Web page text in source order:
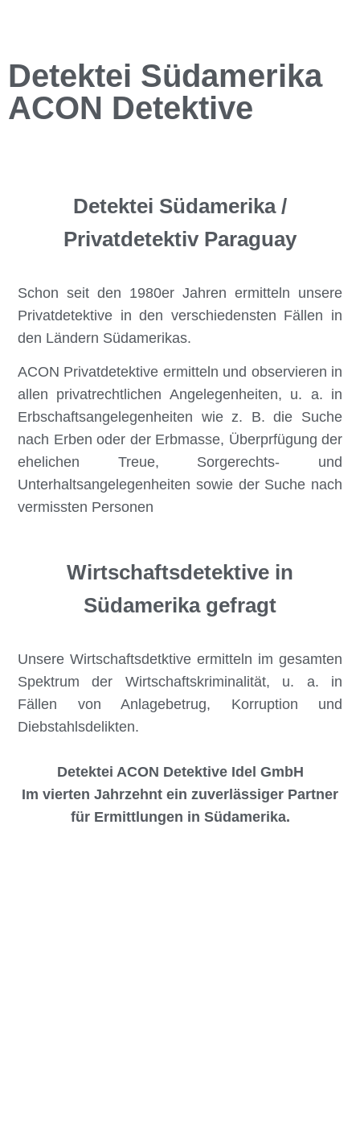
Detektei Südamerika
ACON Detektive
Detektei Südamerika /
Privatdetektiv Paraguay
Schon seit den 1980er Jahren ermitteln unsere
Privatdetektive in den verschiedensten Fällen in
den Ländern Südamerikas.
ACON Privatdetektive ermitteln und observieren in
allen privatrechtlichen Angelegenheiten, u. a. in
Erbschaftsangelegenheiten wie z. B. die Suche
nach Erben oder der Erbmasse, Überprfügung der
ehelichen Treue, Sorgerechts- und
Unterhaltsangelegenheiten sowie der Suche nach
vermissten Personen
Wirtschaftsdetektive in
Südamerika gefragt
Unsere Wirtschaftsdetktive ermitteln im gesamten
Spektrum der Wirtschaftskriminalität, u. a. in
Fällen von Anlagebetrug, Korruption und
Diebstahlsdelikten.
Detektei ACON Detektive Idel GmbH
Im vierten Jahrzehnt ein zuverlässiger Partner
für Ermittlungen in Südamerika.